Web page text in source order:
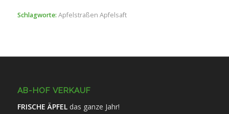
Schlagworte: Apfelstraßen Apfelsaft
AB-HOF VERKAUF
FRISCHE ÄPFELdas ganze Jahr!